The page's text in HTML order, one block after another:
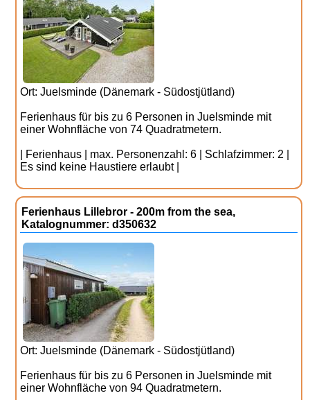
Ort: Juelsminde (Dänemark - Südostjütland)
Ferienhaus für bis zu 6 Personen in Juelsminde mit
einer Wohnfläche von 74 Quadratmetern.
| Ferienhaus | max. Personenzahl: 6 | Schlafzimmer: 2 |
Es sind keine Haustiere erlaubt |
Ferienhaus Lillebror - 200m from the sea,
Katalognummer: d350632
Ort: Juelsminde (Dänemark - Südostjütland)
Ferienhaus für bis zu 6 Personen in Juelsminde mit
einer Wohnfläche von 94 Quadratmetern.